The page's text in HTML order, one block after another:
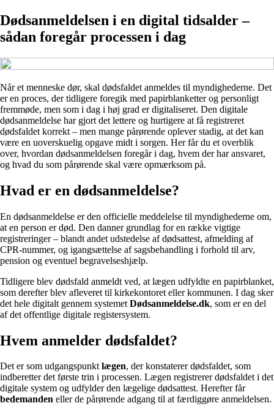
Dødsanmeldelsen i en digital tidsalder –
sådan foregår processen i dag
Når et menneske dør, skal dødsfaldet anmeldes til myndighederne. Det
er en proces, der tidligere foregik med papirblanketter og personligt
fremmøde, men som i dag i høj grad er digitaliseret. Den digitale
dødsanmeldelse har gjort det lettere og hurtigere at få registreret
dødsfaldet korrekt – men mange pårørende oplever stadig, at det kan
være en uoverskuelig opgave midt i sorgen. Her får du et overblik
over, hvordan dødsanmeldelsen foregår i dag, hvem der har ansvaret,
og hvad du som pårørende skal være opmærksom på.
Hvad er en dødsanmeldelse?
En dødsanmeldelse er den officielle meddelelse til myndighederne om,
at en person er død. Den danner grundlag for en række vigtige
registreringer – blandt andet udstedelse af dødsattest, afmelding af
CPR-nummer, og igangsættelse af sagsbehandling i forhold til arv,
pension og eventuel begravelseshjælp.
Tidligere blev dødsfald anmeldt ved, at lægen udfyldte en papirblanket,
som derefter blev afleveret til kirkekontoret eller kommunen. I dag sker
det hele digitalt gennem systemet Dødsanmeldelse.dk, som er en del
af det offentlige digitale registersystem.
Hvem anmelder dødsfaldet?
Det er som udgangspunktlægen, der konstaterer dødsfaldet, som
indberetter det første trin i processen. Lægen registrerer dødsfaldet i det
digitale system og udfylder den lægelige dødsattest. Herefter får
bedemanden eller de pårørende adgang til at færdiggøre anmeldelsen.